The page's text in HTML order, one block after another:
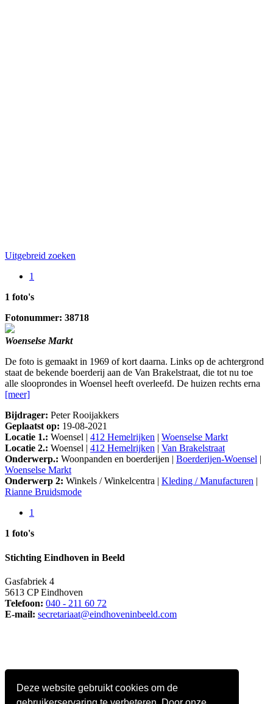
Deze website gebruikt cookies om de
Uitgebreid zoeken
1
1 foto's
Fotonummer: 38718
Woenselse Markt
De foto is gemaakt in 1969 of kort daarna. Links op de achtergrond
staat de bekende boerderij aan de Van Brakelstraat, die tot nu toe
alle slooprondes in Woensel heeft overleefd. De huizen rechts erna
[meer]
Bijdrager: Peter Rooijakkers
Geplaatst op: 19-08-2021
Locatie 1.: Woensel | 412 Hemelrijken | Woenselse Markt
Locatie 2.: Woensel | 412 Hemelrijken | Van Brakelstraat
Onderwerp.: Woonpanden en boerderijen | Boerderijen-Woensel |
Woenselse Markt
Onderwerp 2: Winkels / Winkelcentra | Kleding / Manufacturen |
Rianne Bruidsmode
1
1 foto's
Stichting Eindhoven in Beeld
Gasfabriek 4
5613 CP Eindhoven
Telefoon: 040 - 211 60 72
E-mail: secretariaat@eindhoveninbeeld.com